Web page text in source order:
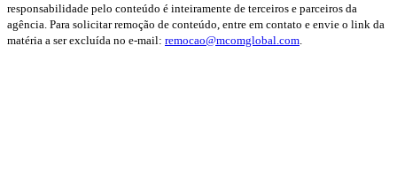
responsabilidade pelo conteúdo é inteiramente de terceiros e parceiros da
agência. Para solicitar remoção de conteúdo, entre em contato e envie o link da
matéria a ser excluída no e-mail: remocao@mcomglobal.com